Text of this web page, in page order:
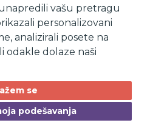
vašu pretragu
personalizovani
analizirali posete na
odakle dolaze naši
se
podešavanja